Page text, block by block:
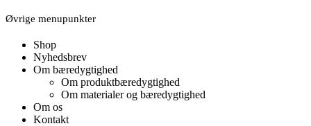
Øvrige menupunkter
Shop
Nyhedsbrev
Om bæredygtighed
Om produktbæredygtighed
Om materialer og bæredygtighed
Om os
Kontakt